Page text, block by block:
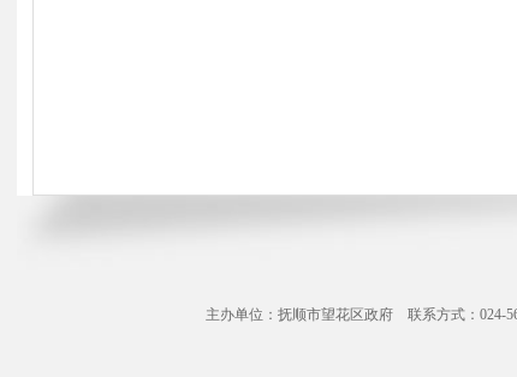
主办单位：抚顺市望花区政府 联系方式：024-